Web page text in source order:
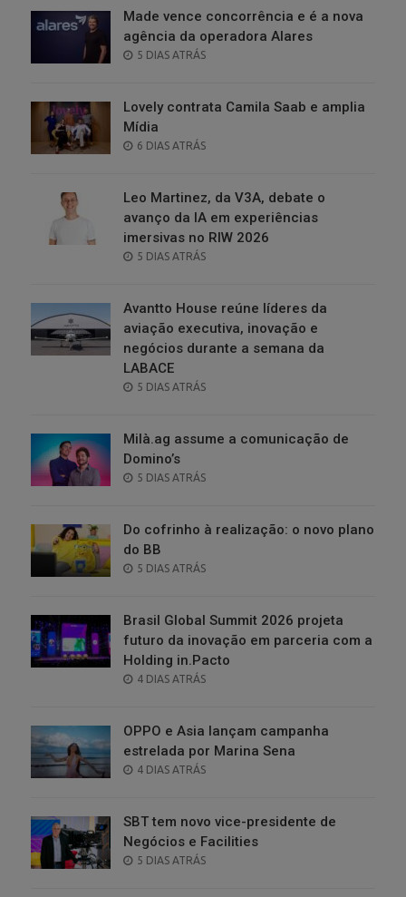
Made vence concorrência e é a nova
agência da operadora Alares
POSTED
5 DIAS ATRÁS
Lovely contrata Camila Saab e amplia
Mídia
POSTED
6 DIAS ATRÁS
Leo Martinez, da V3A, debate o
avanço da IA em experiências
imersivas no RIW 2026
POSTED
5 DIAS ATRÁS
Avantto House reúne líderes da
aviação executiva, inovação e
negócios durante a semana da
LABACE
POSTED
5 DIAS ATRÁS
Milà.ag assume a comunicação de
Domino’s
POSTED
5 DIAS ATRÁS
Do cofrinho à realização: o novo plano
do BB
POSTED
5 DIAS ATRÁS
Brasil Global Summit 2026 projeta
futuro da inovação em parceria com a
Holding in.Pacto
POSTED
4 DIAS ATRÁS
OPPO e Asia lançam campanha
estrelada por Marina Sena
POSTED
4 DIAS ATRÁS
SBT tem novo vice-presidente de
Negócios e Facilities
POSTED
5 DIAS ATRÁS